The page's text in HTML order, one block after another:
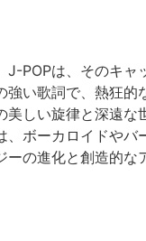
POPは、そのキャ
い歌詞で、熱狂的
しい旋律と深遠な
ボーカロイドやバ
の進化と創造的な